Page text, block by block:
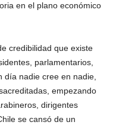
en el plano económico
credibilidad que existe
parlamentarios,
día nadie cree en nadie,
empezando
dirigentes
se cansó de un